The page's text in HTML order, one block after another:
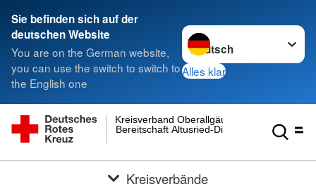
Sie befinden sich auf der
deutschen Website
You are on the German website,
you can use the switch to switch to
the English one
Sprache wechseln zu
Alles klar
Bereitschaft Altusried-Dietmannsried
Kreisverband Oberallgäu
Kreisverbände